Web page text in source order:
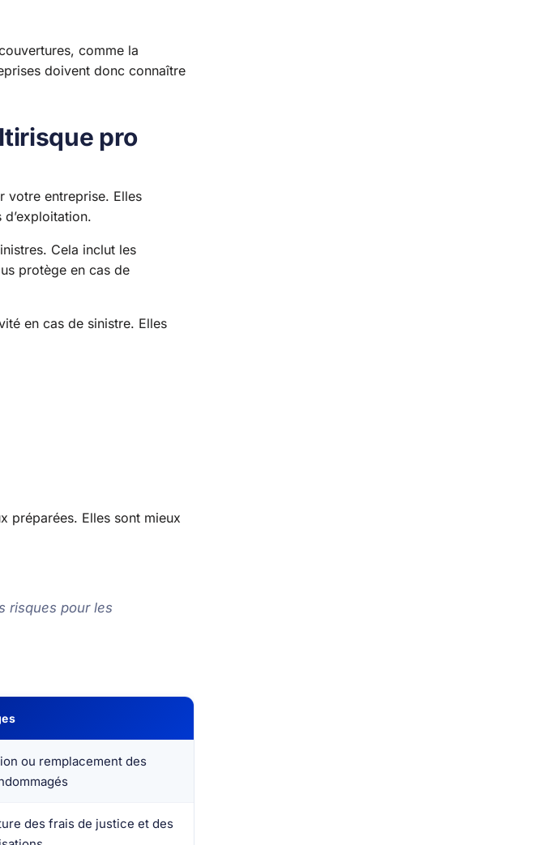
comme la
doivent donc connaître
pro
votre entreprise. Elles
Cela inclut les
protège en cas de
en cas de sinistre. Elles
préparées. Elles sont mieux
risques pour les
ou remplacement des
des frais de justice et des